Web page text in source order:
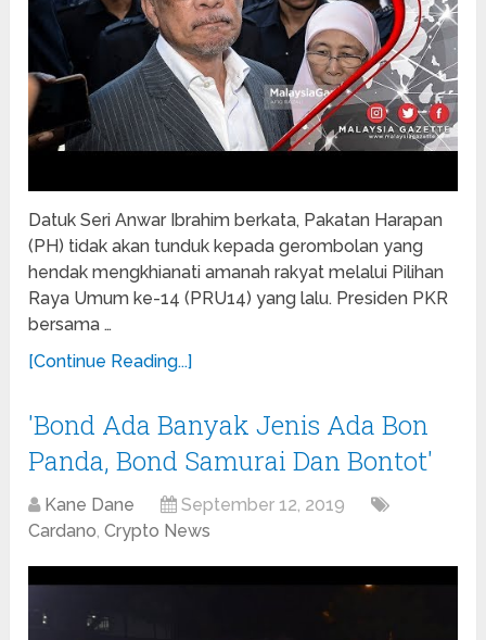
Datuk Seri Anwar Ibrahim berkata, Pakatan Harapan
(PH) tidak akan tunduk kepada gerombolan yang
hendak mengkhianati amanah rakyat melalui Pilihan
Raya Umum ke-14 (PRU14) yang lalu. Presiden PKR
bersama …
[Continue Reading...]
'Bond Ada Banyak Jenis Ada Bon
Panda, Bond Samurai Dan Bontot'
Kane Dane
September 12, 2019
Cardano,Crypto News